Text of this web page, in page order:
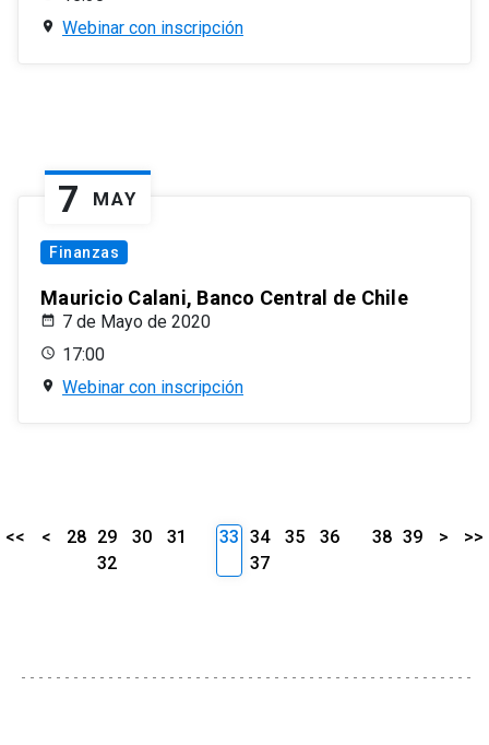
Webinar con inscripción
7 MAY
Finanzas
Mauricio Calani, Banco Central de Chile
7 de Mayo de 2020
17:00
Webinar con inscripción
<< < 28 29 30
31
32
33 34 35
36
37
38 39 > >>